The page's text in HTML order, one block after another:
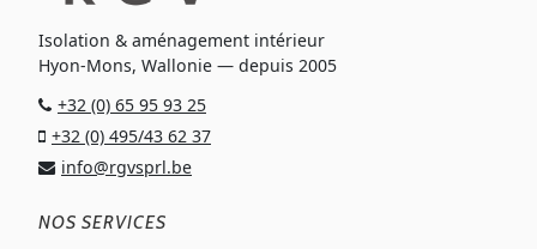
Isolation & aménagement intérieur
Hyon-Mons, Wallonie — depuis 2005
+32 (0) 65 95 93 25
+32 (0) 495/43 62 37
info@rgvsprl.be
NOS SERVICES